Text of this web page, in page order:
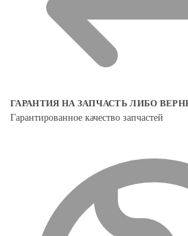
ГАРАНТИЯ НА ЗАПЧАСТЬ ЛИБО
Гарантированное качество запчастей